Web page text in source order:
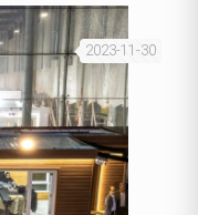
2023-11-30